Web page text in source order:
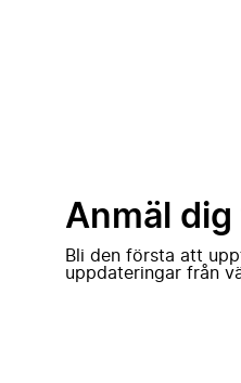
Anmäl
Bli den första att
uppdateringar från